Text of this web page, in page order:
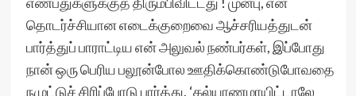
தொடர்ச்சியான எடைக்குறைவை ஆச்சரியத்துடன்
பார்த்துப் பாராட்டிய என் அலுவல் நண்பர்கள், இப்போது
நான் ஒரு பெரிய பலூன்போல ஊதிக்கொண்டுபோவதை
நமுட்டுச் சிரிப்போடு பார்த்து, ‘கல்யாணமாயிட்டாலே